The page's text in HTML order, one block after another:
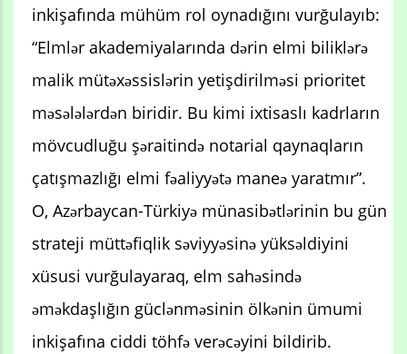
inkişafında mühüm rol oynadığını vurğulayıb:
“Elmlər akademiyalarında dərin elmi biliklərə
malik mütəxəssislərin yetişdirilməsi prioritet
məsələlərdən biridir. Bu kimi ixtisaslı kadrların
mövcudluğu şəraitində notarial qaynaqların
çatışmazlığı elmi fəaliyyətə maneə yaratmır”.
O, Azərbaycan-Türkiyə münasibətlərinin bu gün
strateji müttəfiqlik səviyyəsinə yüksəldiyini
xüsusi vurğulayaraq, elm sahəsində
əməkdaşlığın güclənməsinin ölkənin ümumi
inkişafına ciddi töhfə verəcəyini bildirib.